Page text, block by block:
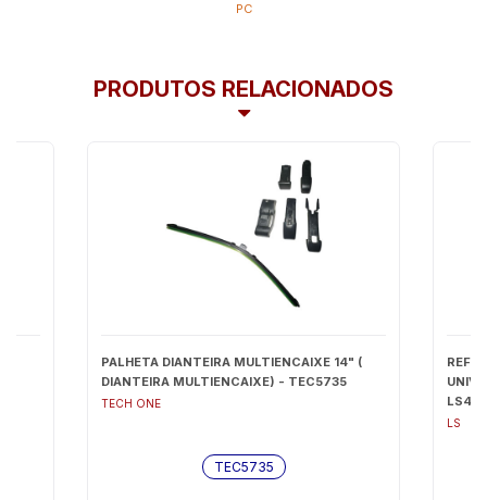
PC
PRODUTOS RELACIONADOS
PALHETA DIANTEIRA MULTIENCAIXE 14" (
DIANTEIRA MULTIENCAIXE) - TEC5735
TECH ONE
TEC5735
LS